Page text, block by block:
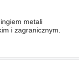
metali
i zagranicznym.